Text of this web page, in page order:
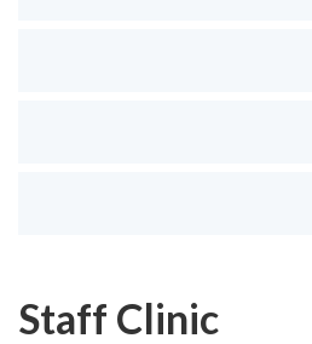
Staff Clinic